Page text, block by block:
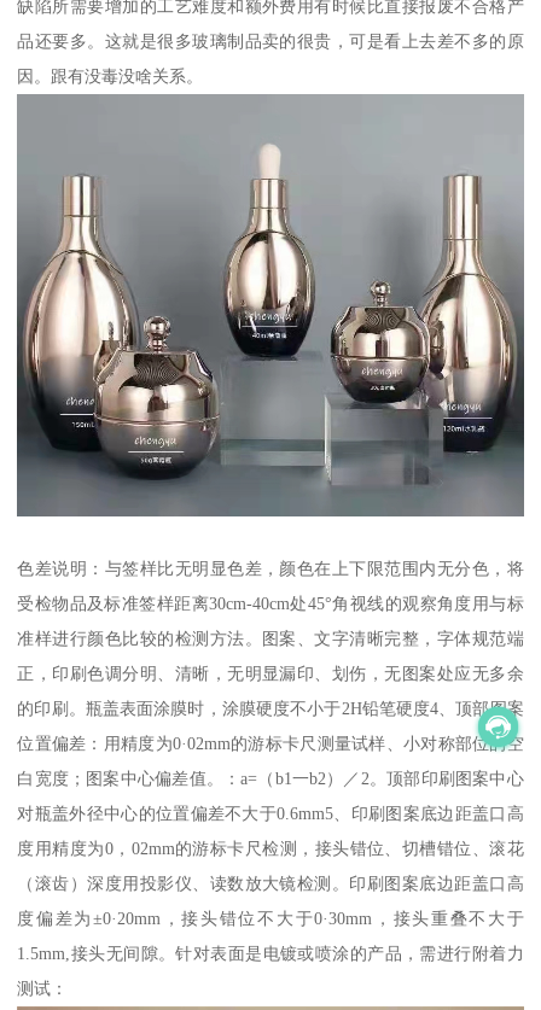
缺陷所需要增加的工艺难度和额外费用有时候比直接报废不合格产
品还要多。这就是很多玻璃制品卖的很贵，可是看上去差不多的原
因。跟有没毒没啥关系。
色差说明：与签样比无明显色差，颜色在上下限范围内无分色，将
受检物品及标准签样距离30cm-40cm处45°角视线的观察角度用与标
准样进行颜色比较的检测方法。图案、文字清晰完整，字体规范端
正，印刷色调分明、清晰，无明显漏印、划伤，无图案处应无多余
的印刷。瓶盖表面涂膜时，涂膜硬度不小于2H铅笔硬度4、顶部图案
位置偏差：用精度为0·02mm的游标卡尺测量试样、小对称部位的空
白宽度；图案中心偏差值。：a=（b1一b2）／2。顶部印刷图案中心
对瓶盖外径中心的位置偏差不大于0.6mm5、印刷图案底边距盖口高
度用精度为0，02mm的游标卡尺检测，接头错位、切槽错位、滚花
（滚齿）深度用投影仪、读数放大镜检测。印刷图案底边距盖口高
度偏差为±0·20mm，接头错位不大于0·30mm，接头重叠不大于
1.5mm,接头无间隙。针对表面是电镀或喷涂的产品，需进行附着力
测试：